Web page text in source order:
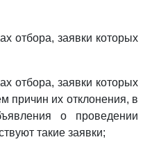
отбора, заявки которых
отбора, заявки которых
причин их отклонения, в
о проведении
такие заявки;